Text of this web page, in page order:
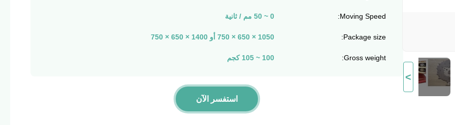
>
Moving Speed: 0 ~ 50 مم / ثانية
Package size: 1050 × 650 × 750 أو 1400 × 650 × 750
Gross weight: 100 ~ 105 كجم
استفسر الآن